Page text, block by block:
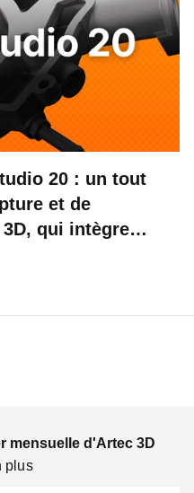
20 : un tout
et de
qui intègre
mensuelle d'Artec 3D
plus